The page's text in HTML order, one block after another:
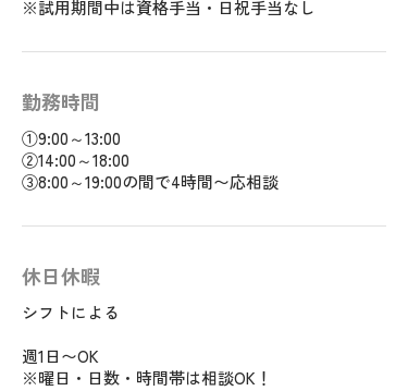
※試用期間中は資格手当・日祝手当なし
勤務時間
①9:00～13:00
②14:00～18:00
③8:00～19:00の間で4時間〜応相談
休日休暇
シフトによる
週1日〜OK
※曜日・日数・時間帯は相談OK！